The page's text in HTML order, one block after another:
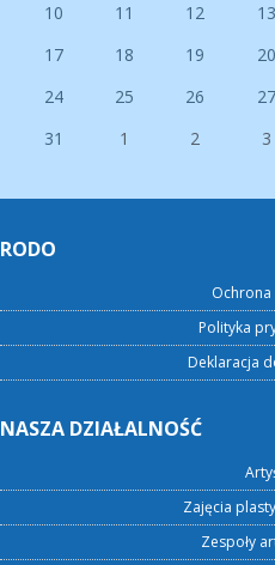
10
11 12 13
17
18 19 20
24
25 26 27
31
1 2 3
RODO
Ochrona
Polityka
Deklaracja
NASZA DZIAŁALNOŚĆ
Zajęcia
Zespoły